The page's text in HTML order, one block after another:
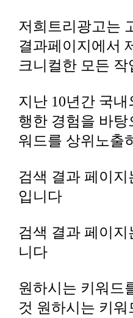
크니컬한 모든
워드를 상위노출
입니다
니다
것 원하시는 키